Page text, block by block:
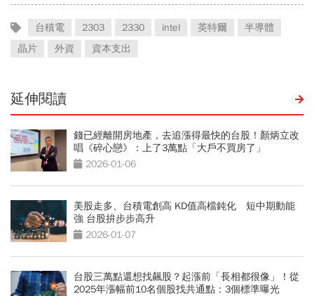
台積電 2303 2330 intel 英特爾
半導體
晶片
外資 資本支出
延伸閱讀
錢已經離開房地產，去追漲得最快的台股！顏炳立改
唱《碎心戀》：上了3萬點「大戶不買房了」
2026-01-06
美股走多、台積電創高 KD值高檔鈍化 短中期動能
強 台股拚步步高升
2026-01-07
台股三萬點還想找飆股？起漲前「長相都很像」！從
2025年漲幅前10名個股找共通點：3個標準曝光